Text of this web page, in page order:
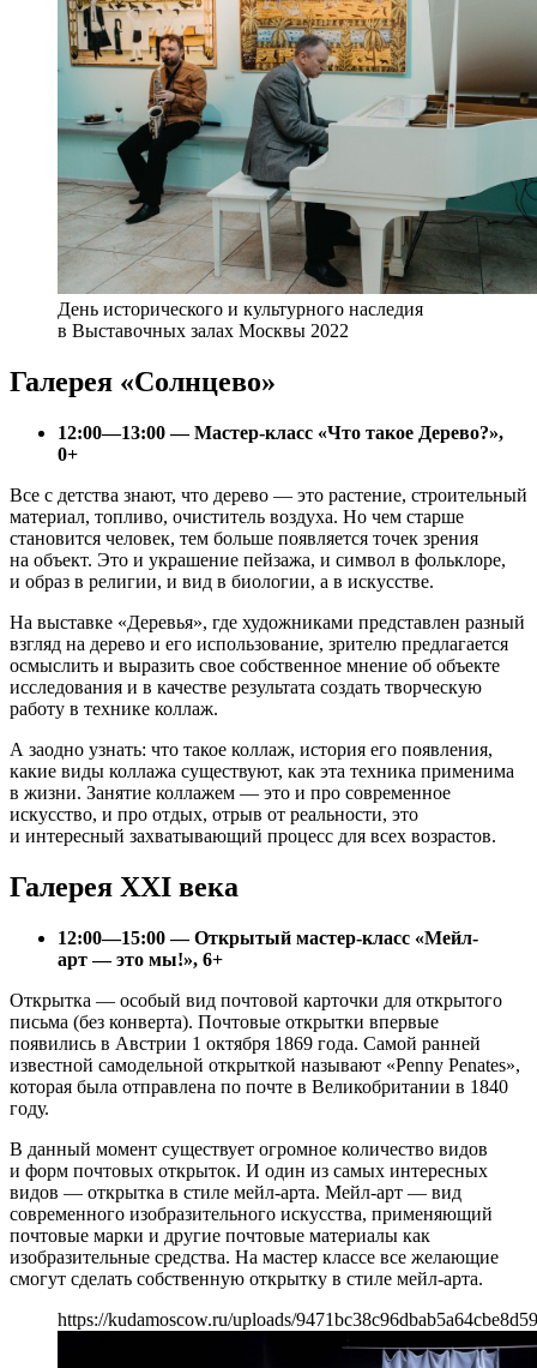
День исторического и культурного наследия
в Выставочных залах Москвы 2022
Галерея «Солнцево»
12:00—13:00 — Мастер-класс «Что такое Дерево?»,
0+
Все с детства знают, что дерево — это растение, строительный
материал, топливо, очиститель воздуха. Но чем старше
становится человек, тем больше появляется точек зрения
на объект. Это и украшение пейзажа, и символ в фольклоре,
и образ в религии, и вид в биологии, а в искусстве.
На выставке «Деревья», где художниками представлен разный
взгляд на дерево и его использование, зрителю предлагается
осмыслить и выразить свое собственное мнение об объекте
исследования и в качестве результата создать творческую
работу в технике коллаж.
А заодно узнать: что такое коллаж, история его появления,
какие виды коллажа существуют, как эта техника применима
в жизни. Занятие коллажем — это и про современное
искусство, и про отдых, отрыв от реальности, это
и интересный захватывающий процесс для всех возрастов.
Галерея XXI века
12:00—15:00 — Открытый мастер-класс «Мейл-
арт — это мы!», 6+
Открытка — особый вид почтовой карточки для открытого
письма (без конверта). Почтовые открытки впервые
появились в Австрии 1 октября 1869 года. Самой ранней
известной самодельной открыткой называют «Penny Penates»,
которая была отправлена по почте в Великобритании в 1840
году.
В данный момент существует огромное количество видов
и форм почтовых открыток. И один из самых интересных
видов — открытка в стиле мейл-арта. Мейл-арт — вид
современного изобразительного искусства, применяющий
почтовые марки и другие почтовые материалы как
изобразительные средства. На мастер классе все желающие
смогут сделать собственную открытку в стиле мейл-арта.
https://kudamoscow.ru/uploads/